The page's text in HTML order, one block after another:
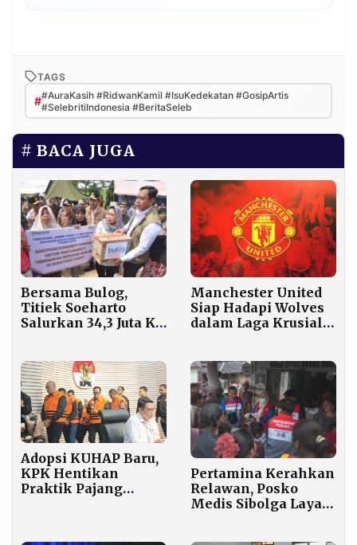
TAGS
##AuraKasih #RidwanKamil #IsuKedekatan #GosipArtis
#SelebritiIndonesia #BeritaSeleb
BACA JUGA
Bersama Bulog,
Titiek Soeharto
Salurkan 34,3 Juta Kg
Provinsi
Manchester United
Siap Hadapi Wolves
dalam Laga Krusial
Adopsi KUHAP Baru,
KPK Hentikan
Praktik Pajang
Pertamina Kerahkan
Relawan, Posko
Medis Sibolga Layani